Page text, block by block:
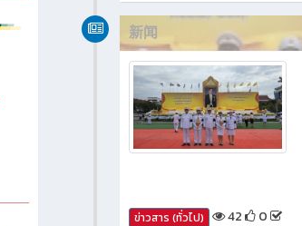
新闻
ข่าวสาร (ทั่วไป) 42 0